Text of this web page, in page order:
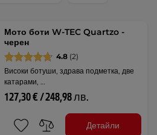
Мото боти W-TEC Quartzo -
черен
4.8 (2)
Високи ботуши, здрава подметка, две
катарами, …
127,30 € / 248,98 лв.
Детайли